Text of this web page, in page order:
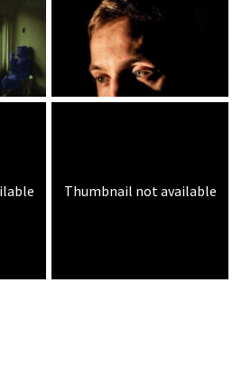
Thumbnail not available